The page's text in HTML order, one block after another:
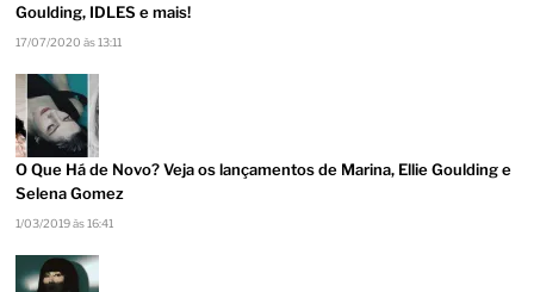
Goulding, IDLES e mais!
17/07/2020 às 13:11
O Que Há de Novo? Veja os lançamentos de Marina, Ellie Goulding e
Selena Gomez
1/03/2019 às 16:41